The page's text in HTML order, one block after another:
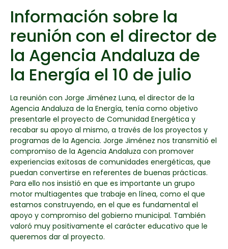
Información sobre la
reunión con el director de
la Agencia Andaluza de
la Energía el 10 de julio
La reunión con Jorge Jiménez Luna, el director de la
Agencia Andaluza de la Energía, tenía como objetivo
presentarle el proyecto de Comunidad Energética y
recabar su apoyo al mismo, a través de los proyectos y
programas de la Agencia. Jorge Jiménez nos transmitió el
compromiso de la Agencia Andaluza con promover
experiencias exitosas de comunidades energéticas, que
puedan convertirse en referentes de buenas prácticas.
Para ello nos insistió en que es importante un grupo
motor multiagentes que trabaje en línea, como el que
estamos construyendo, en el que es fundamental el
apoyo y compromiso del gobierno municipal. También
valoró muy positivamente el carácter educativo que le
queremos dar al proyecto.